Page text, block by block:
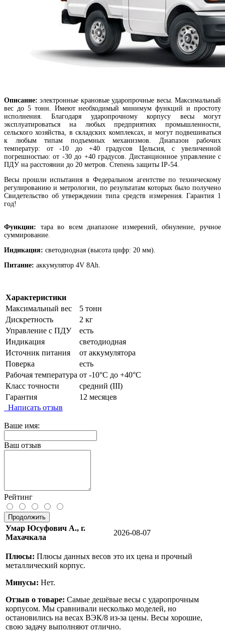
Описание: электронные крановые ударопрочные весы. Максимальный
вес до 5 тонн. Имеют необходимый минимум функций и простоту
исполнения. Благодаря ударопрочному корпусу весы могут
эксплуатироваться на любых предприятиях промышленности,
сельского хозяйства, в складских комплексах, и могут подвешиваться
к любым типам подъемных механизмов. Диапазон рабочих
температур: от -10 до +40 градусов Цельсия, с увеличенной
погрешностью: от -30 до +40 градусов. Дистанционное управление с
ПДУ на расстоянии до 20 метров. Степень защиты IP-54.
Весы прошли испытания в Федеральном агентстве по техническому
регулированию и метрологии, по результатам которых было получено
Свидетельство об утверждении типа средств измерения. Гарантия 1
год!
Функции: тара во всем диапазоне измерений, обнуление, ручное
суммирование.
Индикация: светодиодная (высота цифр: 20 мм).
Питание: аккумулятор 4V 8Ah.
Характеристики
Максимальный вес
5 тонн
Дискретность
2 кг
Управление с ПДУ
есть
Индикация
светодиодная
Источник питания
от аккумулятора
Поверка
есть
Рабочая температура от -10°C до +40°C
Класс точности
средний (III)
Гарантия
12 месяцев
Написать отзыв
Ваше имя:
Ваш отзыв
Рейтинг
Продолжить
Умар Юсуфович А., г.
Махачкала
2026-08-07
Плюсы: Плюсы данных весов это их цена и прочный
металлический корпус.
Минусы: Нет.
Отзыв о товаре: Самые дешёвые весы с ударопрочным
корпусом. Мы сравнивали несколько моделей, но
остановились на весах ВЭК/8 из-за цены. Весы хорошие,
свою задачу выполняют отлично.